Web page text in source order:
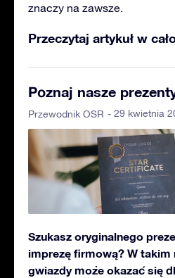
znaczy na zawsze.
Przeczytaj artykuł w
Poznaj nasze
Przewodnik OSR - 29 kwietnia
Szukasz oryginalnego
imprezę firmową? W takim
gwiazdy może okazać się